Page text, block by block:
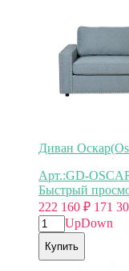
Диван
Арт.:GD-
Быстрый
222 160 ₽ 171
UpDown
Купить